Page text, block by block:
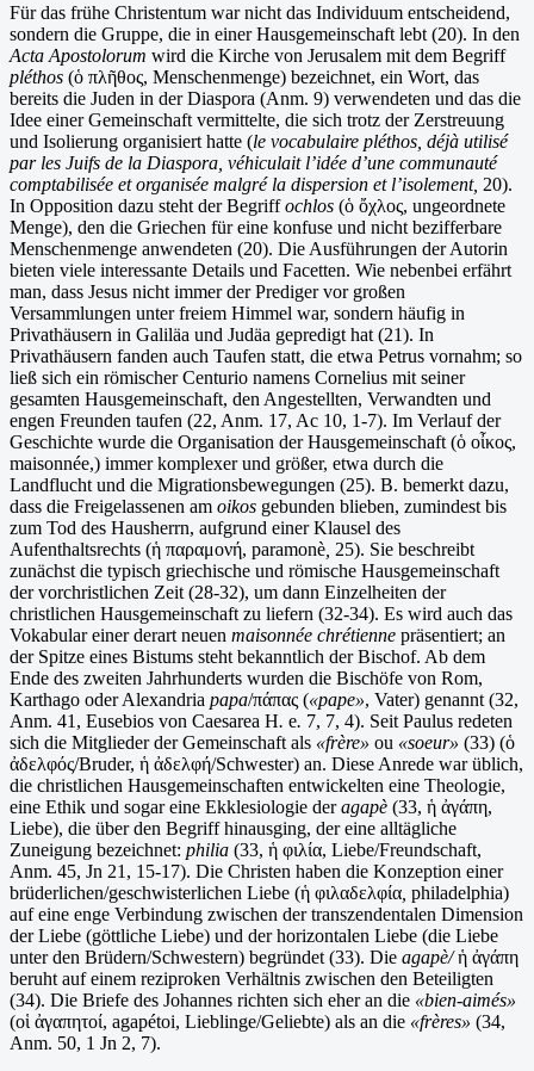
Für das frühe Christentum war nicht das Individuum entscheidend,
sondern die Gruppe, die in einer Hausgemeinschaft lebt (20). In den
Acta Apostolorum wird die Kirche von Jerusalem mit dem Begriff
pléthos (ὁ πλῆθος, Menschenmenge) bezeichnet, ein Wort, das
bereits die Juden in der Diaspora (Anm. 9) verwendeten und das die
Idee einer Gemeinschaft vermittelte, die sich trotz der Zerstreuung
und Isolierung organisiert hatte (le vocabulaire pléthos, déjà utilisé
par les Juifs de la Diaspora, véhiculait l’idée d’une communauté
comptabilisée et organisée malgré la dispersion et l’isolement, 20).
In Opposition dazu steht der Begriffochlos (ὁ ὄχλος, ungeordnete
Menge), den die Griechen für eine konfuse und nicht bezifferbare
Menschenmenge anwendeten (20). Die Ausführungen der Autorin
bieten viele interessante Details und Facetten. Wie nebenbei erfährt
man, dass Jesus nicht immer der Prediger vor großen
Versammlungen unter freiem Himmel war, sondern häufig in
Privathäusern in Galiläa und Judäa gepredigt hat (21). In
Privathäusern fanden auch Taufen statt, die etwa Petrus vornahm; so
ließ sich ein römischer Centurio namens Cornelius mit seiner
gesamten Hausgemeinschaft, den Angestellten, Verwandten und
engen Freunden taufen (22, Anm. 17, Ac 10, 1-7). Im Verlauf der
Geschichte wurde die Organisation der Hausgemeinschaft (ὁ οἶκος,
maisonnée,) immer komplexer und größer, etwa durch die
Landflucht und die Migrationsbewegungen (25). B. bemerkt dazu,
dass die Freigelassenen am oikos gebunden blieben, zumindest bis
zum Tod des Hausherrn, aufgrund einer Klausel des
Aufenthaltsrechts (ἡ παραμονή, paramonè 25). Sie beschreibt
zunächst die typisch griechische und römische Hausgemeinschaft
der vorchristlichen Zeit (28-32), um dann Einzelheiten der
christlichen Hausgemeinschaft zu liefern (32-34). Es wird auch das
Vokabular einer derart neuen maisonnée chrétienne präsentiert; an
der Spitze eines Bistums steht bekanntlich der Bischof. Ab dem
Ende des zweiten Jahrhunderts wurden die Bischöfe von Rom,
Karthago oder Alexandria papa/πάπας («pape», Vater) genannt (32,
Anm. 41, Eusebios von Caesarea H. e. 7, 7, 4). Seit Paulus redeten
sich die Mitglieder der Gemeinschaft als «frère» ou «soeur» (33) (ὁ
ἀδελφός/Bruder, ἡ ἀδελφή/Schwester) an. Diese Anrede war üblich,
die christlichen Hausgemeinschaften entwickelten eine Theologie,
eine Ethik und sogar eine Ekklesiologie deragapè (33, ἡ ἀγάπη,
Liebe), die über den Begriff hinausging, der eine alltägliche
Zuneigung bezeichnet: philia (33, ἡ φιλία, Liebe/Freundschaft,
Anm. 45, Jn 21, 15-17). Die Christen haben die Konzeption einer
brüderlichen/geschwisterlichen Liebe (ἡ φιλαδελφία philadelphia)
auf eine enge Verbindung zwischen der transzendentalen Dimension
der Liebe (göttliche Liebe) und der horizontalen Liebe (die Liebe
unter den Brüdern/Schwestern) begründet (33). Die agapè/ἡ ἀγάπη
beruht auf einem reziproken Verhältnis zwischen den Beteiligten
(34). Die Briefe des Johannes richten sich eher an die «bien-aimés»
(οἱ ἀγαπητοί, agapétoi, Lieblinge/Geliebte) als an die «frères» (34,
Anm. 50, 1 Jn 2, 7).